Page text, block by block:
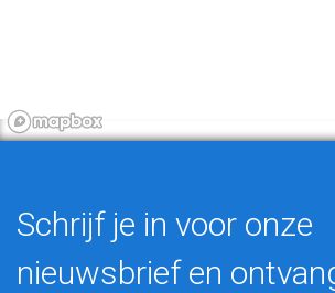
Schrijf je in voor onze
nieuwsbrief en